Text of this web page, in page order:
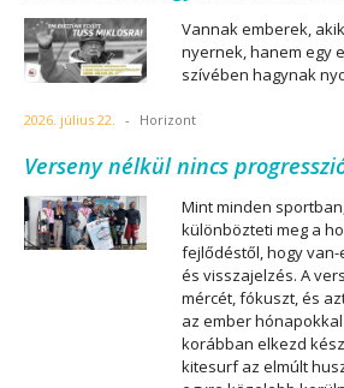
Vannak emberek,
nyernek, hanem egy
szívében hagynak
2026. július 22. - Horizont
Verseny nélkül nincs
Mint minden
különbözteti meg a
fejlődéstől, hogy
és visszajelzés. A
mércét, fókuszt, és
az ember
korábban elkezd
kitesurf az elmúlt